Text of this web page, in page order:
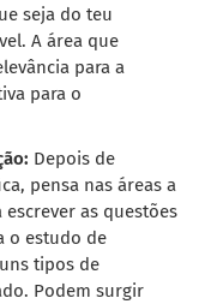
seja do teu
A área que
para a
para o
Depois de
pensa nas áreas a
escrever as questões
o estudo de
tipos de
Podem surgir